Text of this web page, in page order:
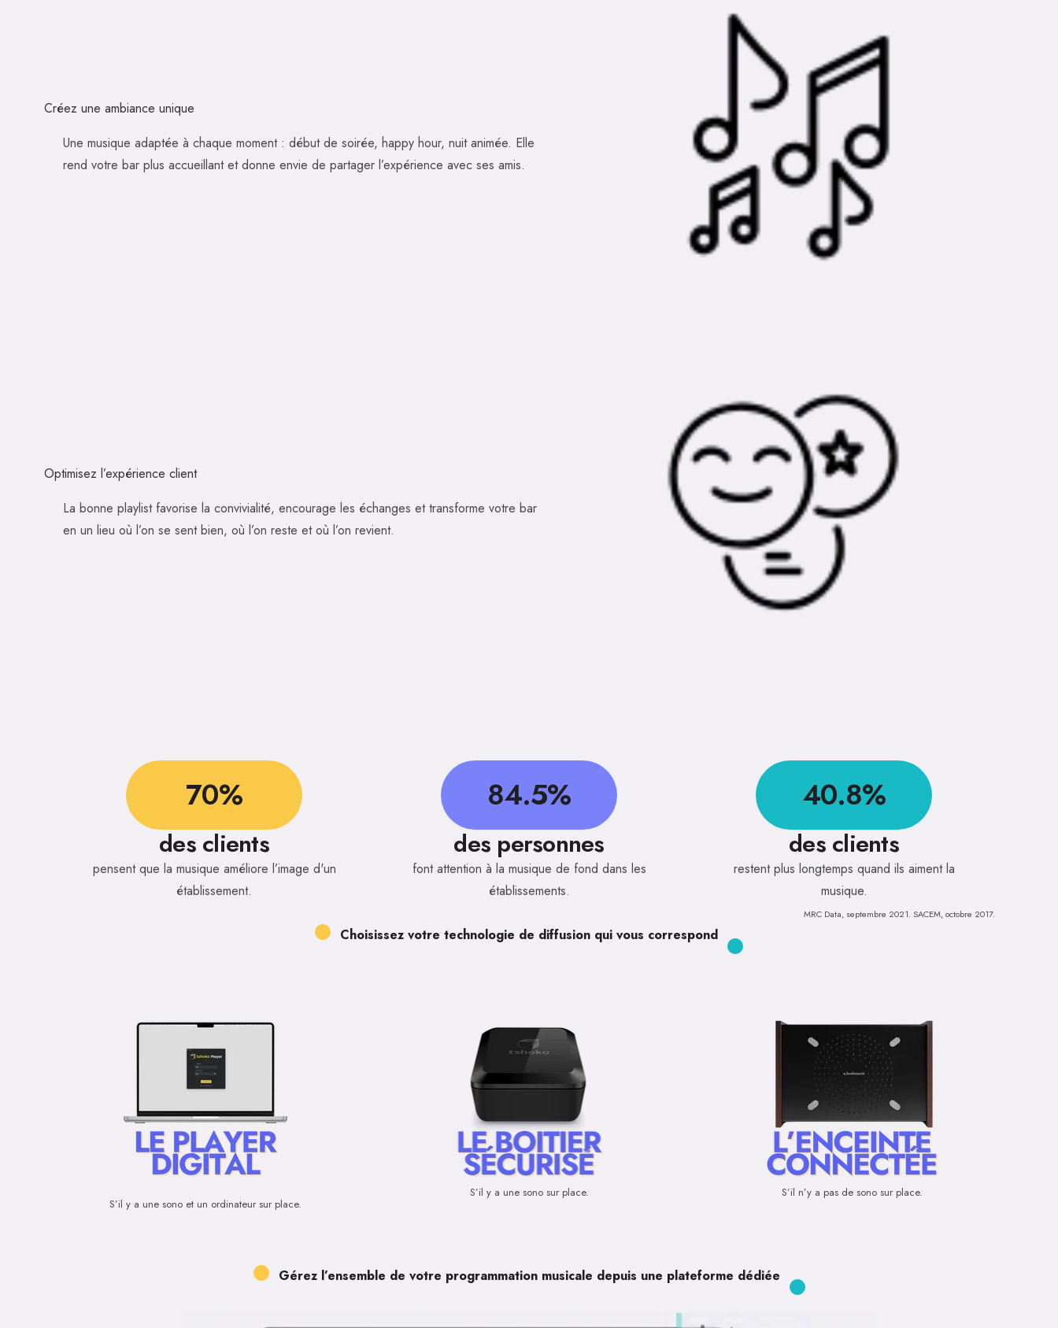
Créez une ambiance unique
Une musique adaptée à chaque moment : début de soirée, happy hour, nuit animée. Elle
rend votre bar plus accueillant et donne envie de partager l’expérience avec ses amis.
Optimisez l’expérience client
La bonne playlist favorise la convivialité, encourage les échanges et transforme votre bar
en un lieu où l’on se sent bien, où l’on reste et où l’on revient.
70%
des clients
pensent que la musique améliore l’image d'un
établissement.
84.5%
des personnes
font attention à la musique de fond dans les
établissements.
40.8%
des clients
restent plus longtemps quand ils aiment la
musique.
MRC Data, septembre 2021. SACEM, octobre 2017.
Choisissez votre technologie de diffusion qui vous correspond
S’il y a une sono et un ordinateur sur place.
S’il y a une sono sur place. S’il n’y a pas de sono sur place.
Gérez l’ensemble de votre programmation musicale depuis une plateforme dédiée